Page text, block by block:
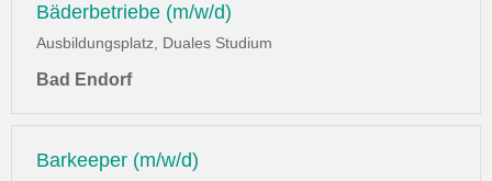
Bäderbetriebe (m/w/d)
Ausbildungsplatz, Duales Studium
Bad Endorf
Barkeeper (m/w/d)